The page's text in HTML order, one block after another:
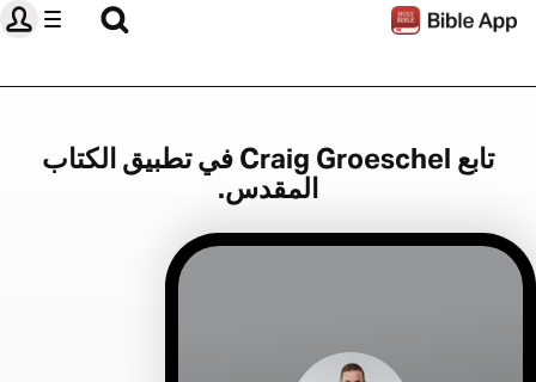
تابع Craig Groeschel في تطبيق الكتاب
المقدس.